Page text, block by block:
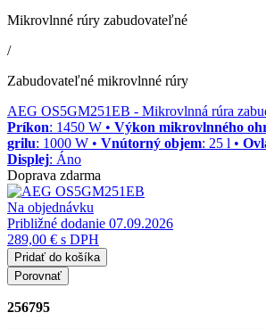
Mikrovlnné rúry zabudovateľné
/
Zabudovateľné mikrovlnné rúry
AEG OS5GM251EB - Mikrovlnná rúra
Príkon: 1450 W • Výkon mikrovlnného
grilu: 1000 W • Vnútorný objem: 25 l •
Displej: Áno
Doprava zdarma
Na objednávku
Približné dodanie 07.09.2026
289,00 € s DPH
Pridať do košíka
Porovnať
256795